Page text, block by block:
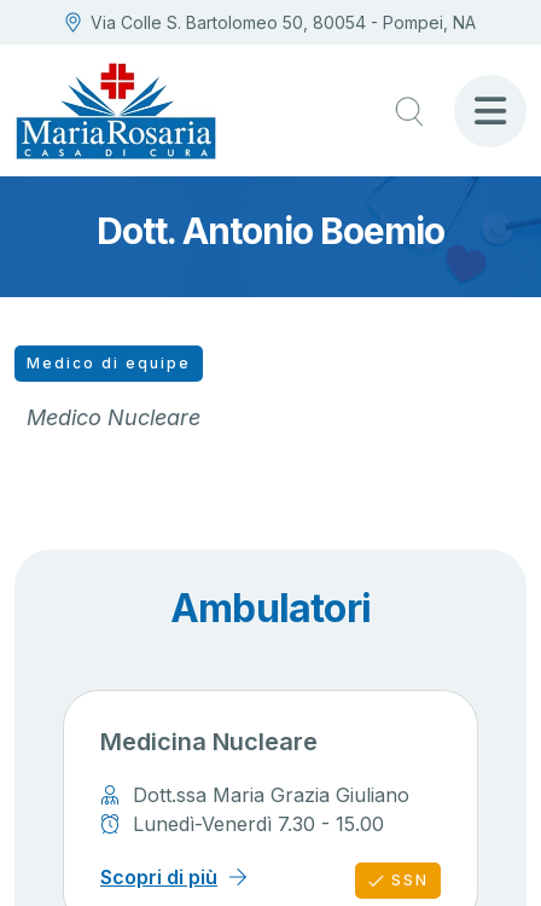
Via Colle S. Bartolomeo 50, 80054 - Pompei, NA
Dott. Antonio Boemio
Medico di equipe
Medico Nucleare
Ambulatori
Medicina Nucleare
Dott.ssa Maria Grazia Giuliano
Lunedì-Venerdì 7.30 - 15.00
Scopri di più SSN